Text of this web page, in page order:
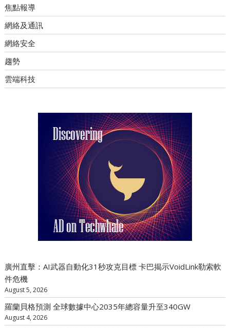
焦點報導
網絡及通訊
網絡安全
趨勢
雲端科技
廣州直擊：AI武器自動化31秒攻克目標 卡巴揭示VoidLink勒索軟
件危機
August 5, 2026
羅蘭貝格預測 全球數據中心2035年總容量升至340GW
August 4, 2026